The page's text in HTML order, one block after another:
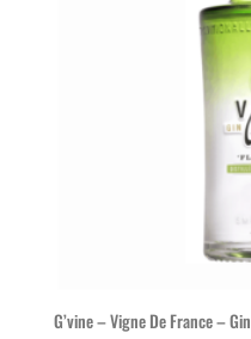
G’vine – Vigne De France – Gin